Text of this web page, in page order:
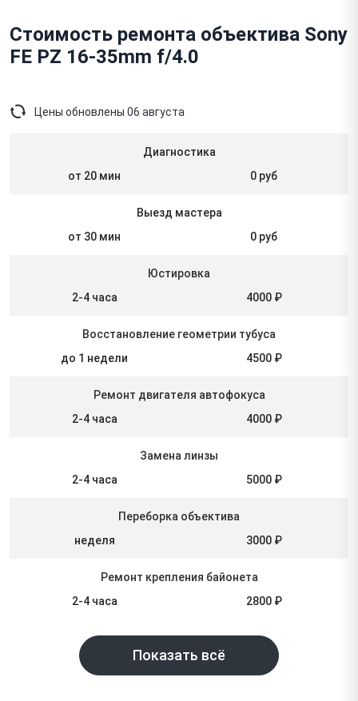
Стоимость ремонта объектива Sony
FE PZ 16-35mm f/4.0
Цены обновлены 06 августа
Диагностика
от 20 мин
0 руб
Выезд мастера
от 30 мин
0 руб
Юстировка
2-4 часа
4000 ₽
Восстановление геометрии тубуса
до 1 недели
4500 ₽
Ремонт двигателя автофокуса
2-4 часа
4000 ₽
Замена линзы
2-4 часа
5000 ₽
Переборка объектива
неделя
3000 ₽
Ремонт крепления байонета
2-4 часа
2800 ₽
Показать всё